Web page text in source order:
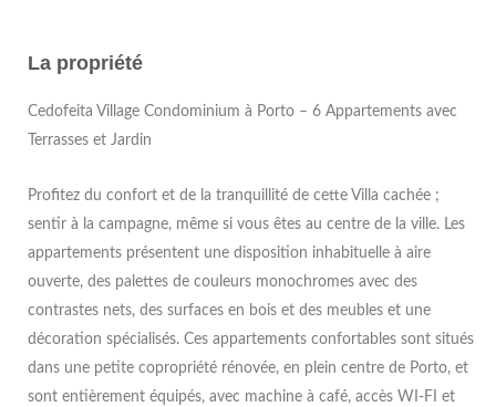
La propriété
Cedofeita Village Condominium à Porto – 6 Appartements avec
Terrasses et Jardin
Profitez du confort et de la tranquillité de cette Villa cachée ;
sentir à la campagne, même si vous êtes au centre de la ville. Les
appartements présentent une disposition inhabituelle à aire
ouverte, des palettes de couleurs monochromes avec des
contrastes nets, des surfaces en bois et des meubles et une
décoration spécialisés. Ces appartements confortables sont situés
dans une petite copropriété rénovée, en plein centre de Porto, et
sont entièrement équipés, avec machine à café, accès WI-FI et